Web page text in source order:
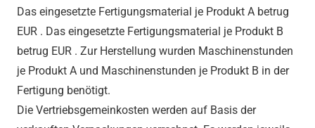
Das eingesetzte Fertigungsmaterial je Produkt A betrug
EUR . Das eingesetzte Fertigungsmaterial je Produkt B
betrug EUR . Zur Herstellung wurden Maschinenstunden
je Produkt A und Maschinenstunden je Produkt B in der
Fertigung benötigt.
Die Vertriebsgemeinkosten werden auf Basis der